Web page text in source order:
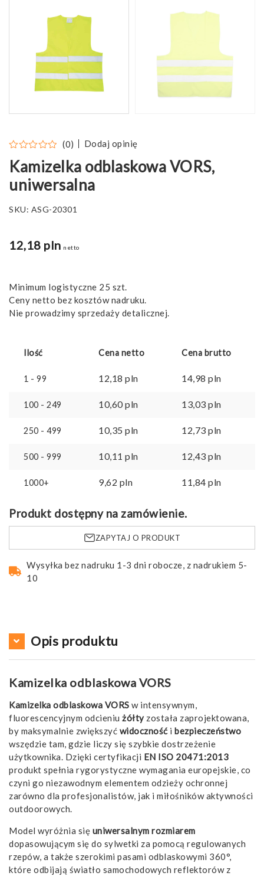
(0) Dodaj opinię
Kamizelka odblaskowa VORS,
uniwersalna
SKU: ASG-20301
12,18 pln netto
Minimum logistyczne 25 szt.
Ceny netto bez kosztów nadruku.
Nie prowadzimy sprzedaży detalicznej.
Ilość Cena netto Cena brutto
1 - 99 12,18 pln 14,98 pln
100 - 249 10,60pln 13,03 pln
250 - 499 10,35 pln 12,73 pln
500 - 999 10,11 pln 12,43 pln
1000+ 9,62 pln 11,84 pln
Produkt dostępny na zamówienie.
ZAPYTAJ O PRODUKT
Wysyłka bez nadruku 1-3 dni robocze, z nadrukiem 5-
10
Opis produktu
Kamizelka odblaskowa VORS
Kamizelka odblaskowa VORS w intensywnym,
fluorescencyjnym odcieniu żółtyzostała zaprojektowana,
by maksymalnie zwiększyć widocznośći bezpieczeństwo
wszędzie tam, gdzie liczy się szybkie dostrzeżenie
użytkownika. Dzięki certyfikacji EN ISO 20471:2013
produkt spełnia rygorystyczne wymagania europejskie, co
czyni go niezawodnym elementem odzieży ochronnej
zarówno dla profesjonalistów, jak i miłośników aktywności
outdoorowych.
Model wyróżnia się uniwersalnym rozmiarem
dopasowującym się do sylwetki za pomocą regulowanych
rzepów, a także szerokimi pasami odblaskowymi 360°,
które odbijają światło samochodowych reflektorów z